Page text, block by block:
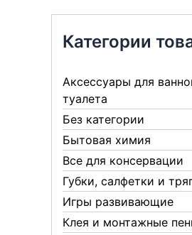
Категории
Аксессуары для
туалета
Без категории
Бытовая химия
Все для консервации
Губки, салфетки и
Игры развивающие
Клея и монтажные